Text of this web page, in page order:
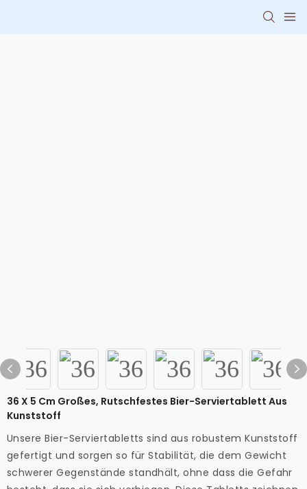
36 X 5 Cm Großes, Rutschfestes Bier-Serviertablett Aus
Kunststoff
Unsere Bier-Serviertabletts sind aus robustem Kunststoff
gefertigt und sorgen so für Stabilität, die dem Gewicht
schwerer Gegenstände standhält, ohne dass die Gefahr